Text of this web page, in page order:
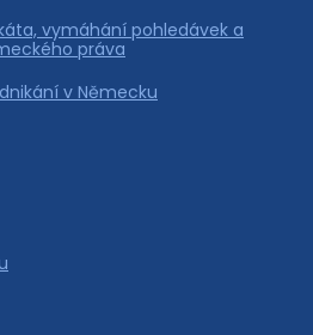
vymáhání pohledávek a
práva
v Německu